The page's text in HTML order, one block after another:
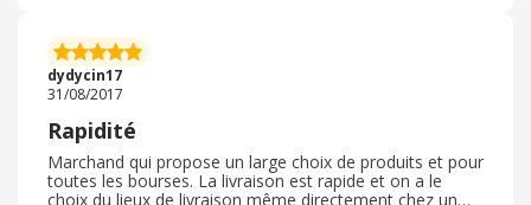
dydycin17
31/08/2017
Rapidité
Marchand qui propose un large choix de produits et pour
toutes les bourses. La livraison est rapide et on a le
choix du lieux de livraison même directement chez un